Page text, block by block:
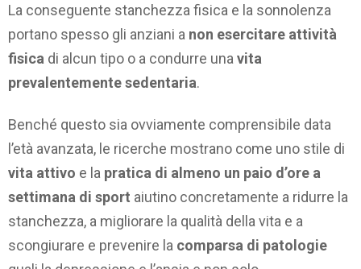
La conseguente stanchezza fisica e la sonnolenza
portano spesso gli anziani a non esercitare attività
fisica di alcun tipo o a condurre una vita
prevalentemente sedentaria.
Benché questo sia ovviamente comprensibile data
l’età avanzata, le ricerche mostrano come uno stile di
vita attivo e la pratica di almeno un paio d’ore a
settimana di sport aiutino concretamente a ridurre la
stanchezza, a migliorare la qualità della vita e a
scongiurare e prevenire la comparsa di patologie